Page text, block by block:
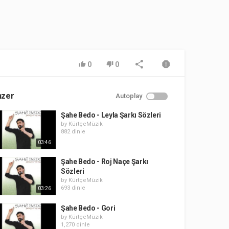
0 0
Autoplay
03:46
Şahe Bedo - Leyla Şarkı Sözleri
by KürtçeMüzik
882 dinle
03:26
Şahe Bedo - Roj Naçe Şarkı
Sözleri
by KürtçeMüzik
693 dinle
Şahe Bedo - Gori
by KürtçeMüzik
1,270 dinle